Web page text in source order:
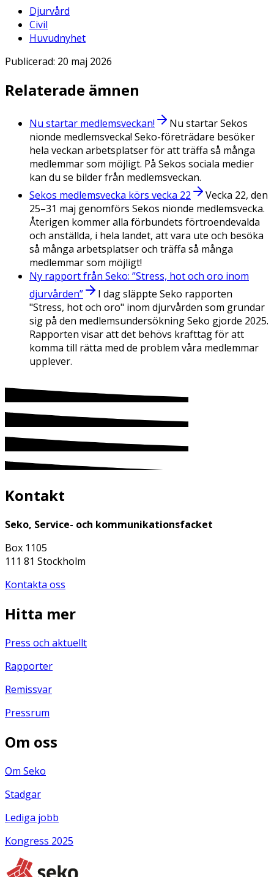
Djurvård
Civil
Huvudnyhet
Publicerad: 20 maj 2026
Relaterade ämnen
Nu startar medlemsveckan!
Nu startar Sekos
nionde medlemsvecka! Seko-företrädare besöker
hela veckan arbetsplatser för att träffa så många
medlemmar som möjligt. På Sekos sociala medier
kan du se bilder från medlemsveckan.
Sekos medlemsvecka körs vecka 22
Vecka 22, den
25–31 maj genomförs Sekos nionde medlemsvecka.
Återigen kommer alla förbundets förtroendevalda
och anställda, i hela landet, att vara ute och besöka
så många arbetsplatser och träffa så många
medlemmar som möjligt!
Ny rapport från Seko: ”Stress, hot och oro inom
djurvården”
I dag släppte Seko rapporten
"Stress, hot och oro" inom djurvården som grundar
sig på den medlemsundersökning Seko gjorde 2025.
Rapporten visar att det behövs krafttag för att
komma till rätta med de problem våra medlemmar
upplever.
Kontakt
Seko, Service- och kommunikationsfacket
Box 1105
111 81 Stockholm
Kontakta oss
Hitta mer
Press och aktuellt
Rapporter
Remissvar
Pressrum
Om oss
Om Seko
Stadgar
Lediga jobb
Kongress 2025